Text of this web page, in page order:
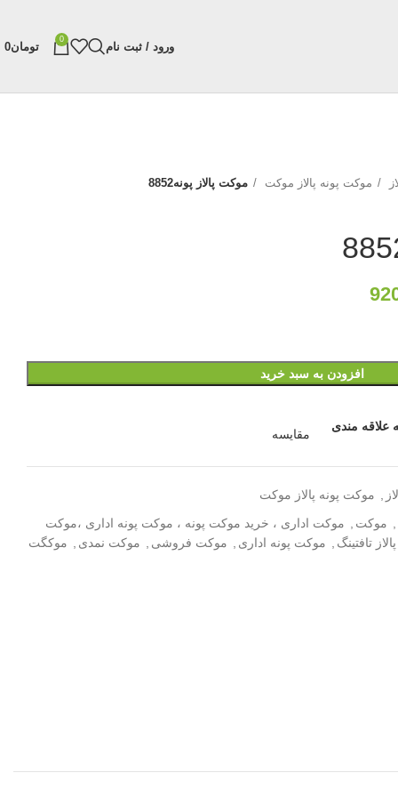
ورود / ثبت نام
0
تومان0
موکت پونه پالاز موکت موکت پالاز پونه8852
افزودن به سبد خرید
علاقه مندی
مقایسه
موکت پونه پالاز موکت
موکت
موکت اداری ، خرید موکت پونه ، موکت پونه اداری ،موکت
تافتینگ موکت پونه اداری موکت فروشی موکت نمدی
موکگت